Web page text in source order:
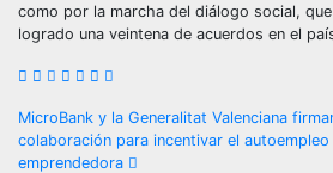
como por la marcha del diálogo social,
logrado una veintena de acuerdos en el
Navegación
MicroBank y la Generalitat Valenciana
colaboración para incentivar el
emprendedora